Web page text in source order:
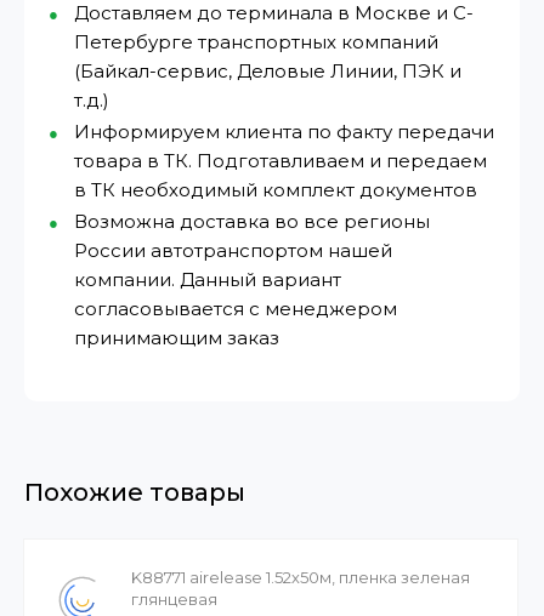
Доставляем до терминала в Москве и С-
Петербурге транспортных компаний
(Байкал-сервис, Деловые Линии, ПЭК и
т.д.)
Информируем клиента по факту передачи
товара в ТК. Подготавливаем и передаем
в ТК необходимый комплект документов
Возможна доставка во все регионы
России автотранспортом нашей
компании. Данный вариант
согласовывается с менеджером
принимающим заказ
Похожие товары
K88771 airelease 1.52х50м, пленка зеленая
глянцевая